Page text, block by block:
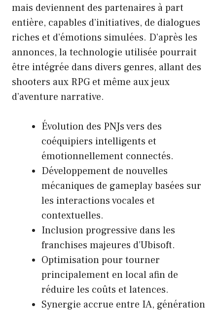
mais deviennent des partenaires à part
entière, capables d’initiatives, de dialogues
riches et d’émotions simulées. D’après les
annonces, la technologie utilisée pourrait
être intégrée dans divers genres, allant des
shooters aux RPG et même aux jeux
d’aventure narrative.
Évolution des PNJs vers des
coéquipiers intelligents et
émotionnellement connectés.
Développement de nouvelles
mécaniques de gameplay basées sur
les interactions vocales et
contextuelles.
Inclusion progressive dans les
franchises majeures d’Ubisoft.
Optimisation pour tourner
principalement en local afin de
réduire les coûts et latences.
Synergie accrue entre IA, génération